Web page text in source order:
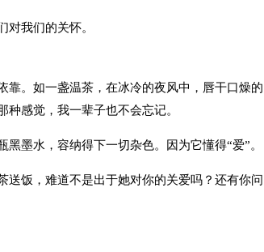
我们的关怀。
。如一盏温茶，在冰冷的夜风中，唇干口燥的
感觉，我一辈子也不会忘记。
墨水，容纳得下一切杂色。因为它懂得“爱”。
饭，难道不是出于她对你的关爱吗？还有你问